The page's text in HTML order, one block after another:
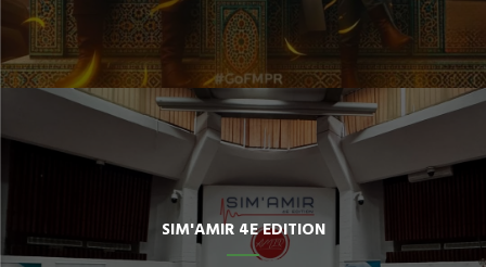
SIM'AMIR 4E EDITION